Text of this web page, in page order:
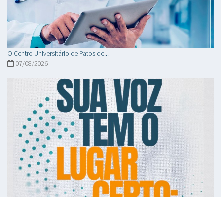
O Centro Universitário de Patos de...
07/08/2026